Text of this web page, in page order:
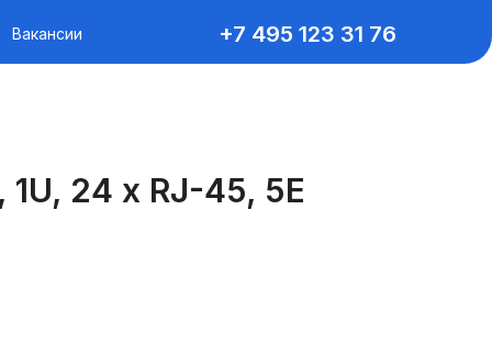
Вакансии +7 495 123 31 76
24 x RJ-45, 5E